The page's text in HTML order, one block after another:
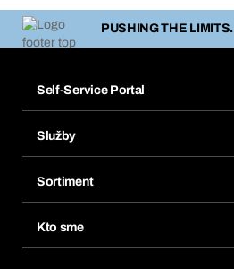
PUSHING THE LIMITS.
Self-Service Portal
Obľúbené
Opakované objednávky
Predplatné
Služby
Chemická databáza
eProcurement
Sortiment
Kto sme